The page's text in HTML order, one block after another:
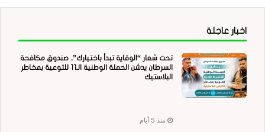
اخبار عاجلة
تحت شعار “الوقاية تبدأ باختيارك”.. صندوق مكافحة
السرطان يدشن الحملة الوطنية الـ11 للتوعية بمخاطر
البلاستيك
منذ 5 أيام